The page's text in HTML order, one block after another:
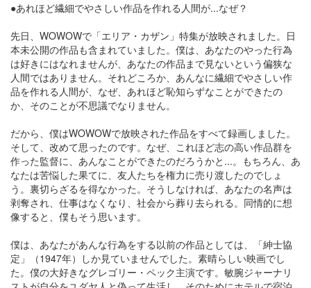
●あれほど繊細でやさしい作品を作れる人間が...なぜ？
先日、WOWOWで「エリア・カザン」特集が放映されました。日
本未公開の作品も含まれていました。僕は、あなたのやった行為
は好きにはなれませんが、あなたの作品まで見ないという偏狭な
人間ではありません。それどころか、あんなに繊細でやさしい作
品を作れる人間が、なぜ、あれほど恥知らずなことができたの
か、そのことが不思議でなりません。
だから、僕はWOWOWで放映された作品をすべて録画しました。
そして、改めて思ったのです。なぜ、これほど志の高い作品群を
作った監督に、あんなことができたのだろうかと...。もちろん、あ
なたは苦悩した果てに、友人たちを権力に売り渡したのでしょ
う。裏切らざるを得なかった。そうしなければ、あなたの名声は
剥奪され、仕事はなくなり、社会から葬り去られる。同情的に想
像すると、僕もそう思います。
僕は、あなたがあんな行為をする以前の作品としては、「紳士協
定」（1947年）しか見ていませんでした。素晴らしい映画でし
た。僕の大好きなグレゴリー・ペック主演です。敏腕ジャーナリ